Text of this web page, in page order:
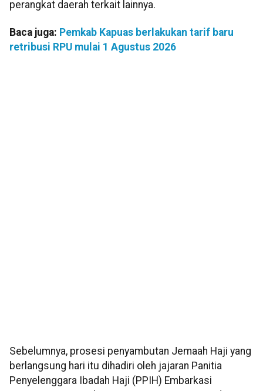
perangkat daerah terkait lainnya.
Baca juga: Pemkab Kapuas berlakukan tarif baru
retribusi RPU mulai 1 Agustus 2026
Sebelumnya, prosesi penyambutan Jemaah Haji yang
berlangsung hari itu dihadiri oleh jajaran Panitia
Penyelenggara Ibadah Haji (PPIH) Embarkasi